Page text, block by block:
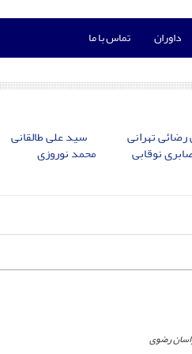
داوران تماس با ما
تهرانی سید علی طالقانی
نوقابی محمد نوروزی
رضوی